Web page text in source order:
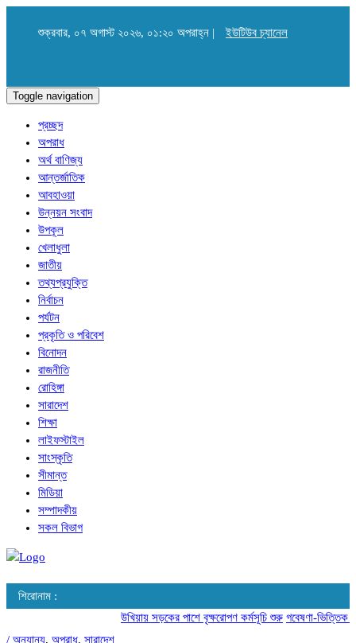
শুক্রবার, ০৭ অগাস্ট ২০২৬, ০১:২০ অপরাহ্ন | ইউটিউব চ্যানেল
Toggle navigation
প্রচ্ছদ
অপরাধ
অর্থ বাণিজ্য
আন্তর্জাতিক
আবহাওয়া
উন্নয়ন সংবাদ
উপকূল
খেলাধুলা
জাতীয়
তথ্যপ্রযুক্তি
নির্বাচন
পর্যটন
প্রকৃতি ও পরিবেশ
বিনোদন
রাজনীতি
রোহিঙ্গা
সারাদেশ
শিক্ষা
লাইফস্টাইল
সাংস্কৃতি
সীমান্ত
মিডিয়া
সম্পাদকীয়
সকল বিভাগ
শিরোনাম :
উখিয়ায় সড়কের পাশে বৃক্ষরোপণ কর্মসূচি শুরু গবেষণা-ভিত্তিক
/ অন্যান্য, অপরাধ, সারাদেশ